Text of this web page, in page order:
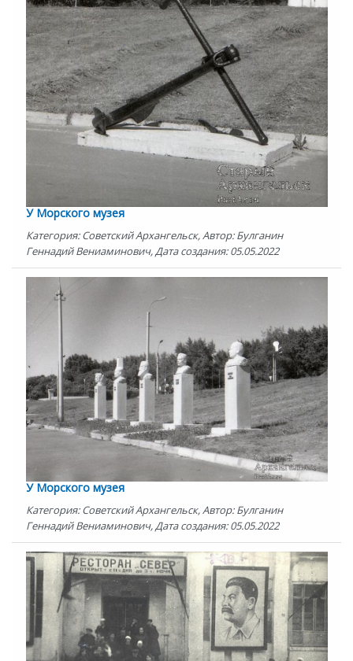
У Морского музея
Категория: Советский Архангельск, Автор: Булганин
Геннадий Вениаминович, Дата создания: 05.05.2022
У Морского музея
Категория: Советский Архангельск, Автор: Булганин
Геннадий Вениаминович, Дата создания: 05.05.2022